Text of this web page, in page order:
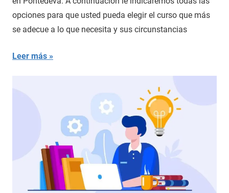
opciones para que usted pueda elegir el curso que más
se adecue a lo que necesita y sus circunstancias
Leer más